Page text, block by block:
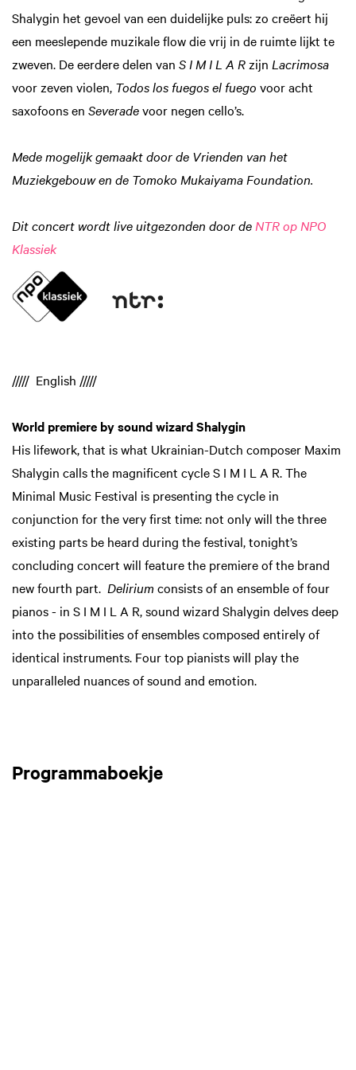
Shalygin het gevoel van een duidelijke puls: zo creëert hij
een meeslepende muzikale flow die vrij in de ruimte lijkt te
zweven. De eerdere delen van S I M I L A Rzijn Lacrimosa
voor zeven violen, Todos los fuegos el fuego voor acht
saxofoons en Severadevoor negen cello’s.
Mede mogelijk gemaakt door de Vrienden van het
Muziekgebouw en de Tomoko Mukaiyama Foundation.
Dit concert wordt live uitgezonden door de NTR op NPO
Klassiek
///// English /////
World premiere by sound wizard Shalygin
His lifework, that is what Ukrainian-Dutch composer Maxim
Shalygin calls the magnificent cycle S I M I L A R. The
Minimal Music Festival is presenting the cycle in
conjunction for the very first time: not only will the three
existing parts be heard during the festival, tonight’s
concluding concert will feature the premiere of the brand
new fourth part. Delirium consists of an ensemble of four
pianos - in S I M I L A R, sound wizard Shalygin delves deep
into the possibilities of ensembles composed entirely of
identical instruments. Four top pianists will play the
unparalleled nuances of sound and emotion.
Programmaboekje